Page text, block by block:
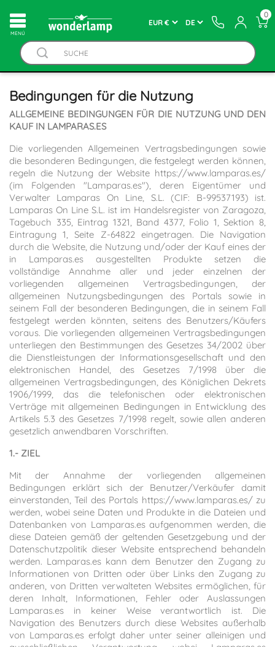
MENÚ
0
Bedingungen für die Nutzung
ALLGEMEINE BEDINGUNGEN FÜR DIE NUTZUNG UND DEN
KAUF IN LAMPARAS.ES
Die vorliegenden Allgemeinen Vertragsbedingungen sowie
die besonderen Bedingungen, die festgelegt werden können,
regeln die Nutzung der Website https://www.lamparas.es/
(im Folgenden "Lamparas.es"), deren Eigentümer und
Verwalter Lamparas On Line, S.L. (CIF: B-99537193) ist.
Lamparas On Line S.L. ist im Handelsregister von Zaragoza,
Tagebuch 335, Eintrag 1321, Band 4377, Folio 1, Sektion 8,
Eintragung 1, Seite Z-64822 eingetragen. Die Navigation
durch die Website, die Nutzung und/oder der Kauf eines der
in Lamparas.es ausgestellten Produkte setzen die
vollständige Annahme aller und jeder einzelnen der
vorliegenden allgemeinen Vertragsbedingungen, der
allgemeinen Nutzungsbedingungen des Portals sowie in
seinem Fall der besonderen Bedingungen, die in seinem Fall
festgelegt werden könnten, seitens des Benutzers/Käufers
voraus. Die vorliegenden allgemeinen Vertragsbedingungen
unterliegen den Bestimmungen des Gesetzes 34/2002 über
die Dienstleistungen der Informationsgesellschaft und den
elektronischen Handel, des Gesetzes 7/1998 über die
allgemeinen Vertragsbedingungen, des Königlichen Dekrets
1906/1999, das die telefonischen oder elektronischen
Verträge mit allgemeinen Bedingungen in Entwicklung des
Artikels 5.3 des Gesetzes 7/1998 regelt, sowie allen anderen
gesetzlich anwendbaren Vorschriften.
1.- ZIEL
Mit der Annahme der vorliegenden allgemeinen
Bedingungen erklärt sich der Benutzer/Verkäufer damit
einverstanden, Teil des Portals https://www.lamparas.es/ zu
werden, wobei seine Daten und Produkte in die Dateien und
Datenbanken von Lamparas.es aufgenommen werden, die
diese Dateien gemäß der geltenden Gesetzgebung und der
Datenschutzpolitik dieser Website entsprechend behandeln
werden. Lamparas.es kann dem Benutzer den Zugang zu
Informationen von Dritten oder über Links den Zugang zu
anderen, von Dritten verwalteten Websites ermöglichen, für
deren Inhalt, Informationen, Fehler oder Auslassungen
Lamparas.es in keiner Weise verantwortlich ist. Die
Navigation des Benutzers durch diese Websites außerhalb
von Lamparas.es erfolgt daher unter seiner alleinigen und